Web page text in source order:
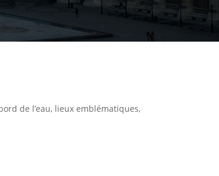
de l’eau, lieux emblématiques,